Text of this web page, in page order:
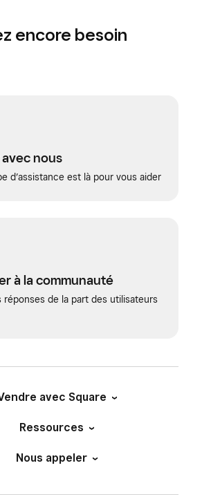
encore besoin
nous
d’assistance est là pour vous aider
à la communauté
réponses de la part des utilisateurs
avec Square
Ressources
Nous appeler